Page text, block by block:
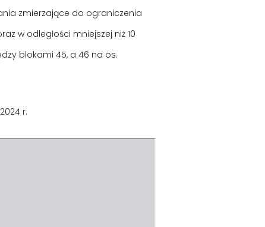
zmierzające do ograniczenia
w odległości mniejszej niż 10
blokami 45, a 46 na os.
r.